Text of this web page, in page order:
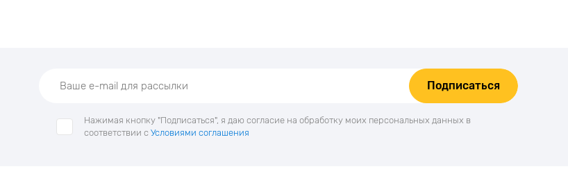
Подписаться
Нажимая кнопку "Подписаться", я даю согласие на обработку моих персональных данных в
соответствии с Условиями соглашения